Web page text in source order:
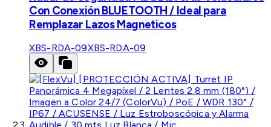
Con Conexión BLUETOOTH / Ideal para
Remplazar Lazos Magneticos
XBS-RDA-09XBS-RDA-09